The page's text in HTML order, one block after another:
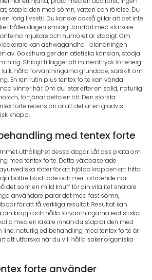
stapla den med sömn, vatten och rörelse. Du
rörig livsstil. Du kanske också gillar att det inte
håller dagen smidig. Jämfört med starkare
mjukare och humöret är stadigt. Om
kan ashwagandha i blandningen
av. Gokshura ger den atletiska känslan, stödja
Shilajit tillägger att mineraltryck för energi
hålla förväntningarna grundade, särskilt om
En ren rutin plus tentex forte kan vända
vinner här. Om du letar efter en solid, naturlig
förtjänar detta en titt. Den största
forte recension är att det är en gradvis
knapp.
med tentex forte
uthållighet dessa dagar. Låt oss prata om
med tentex forte. Detta växtbaserade
rötter för att hjälpa kroppen att hitta
bättre blodflöde och mer förtroende när
det som en mild knuff för din vitalitet snarare
användare parar det med fast sömn,
för att få verkliga resultat. Resultat kan
din kropp och hålla förväntningarna realistiska.
med en läkare innan du staplar den med
line: naturlig ed behandling med tentex forte är
att utforska när du vill hålla saker organiska
forte använder